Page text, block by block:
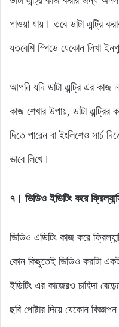
পাওয়া যায়। তবে ডাটা এন্ট্রি
যতবেশি স্পিডে যেকোন লিখা
আপনি যদি ডাটা এন্ট্রি এর কাজ
কাজ শেখার উপায়, ডাটা এন্ট্রির
দিতে পারেন বা ইংলিশেও
ভাবে লিখে।
৭। ভিডিও ইডিটিং করে
ভিডিও এডিটিং কাজ করে
কোন কিছুতেই ভিডিও করাটা
ইডিটিং এর কাজেরও চাহিদা
ছবি পোষ্টার দিয়ে যেকোন